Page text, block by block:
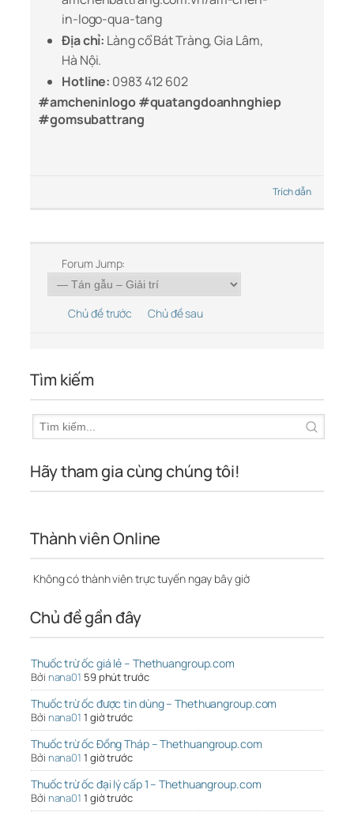
in-logo-qua-tang
Địa chỉ: Làng cổ Bát Tràng, Gia Lâm,
Hà Nội.
Hotline: 0983 412 602
#amcheninlogo #quatangdoanhnghiep
#gomsubattrang
Trích dẫn
Forum Jump:
Chủ đề trước Chủ đề sau
Tìm kiếm
Hãy tham gia cùng chúng tôi!
Thành viên Online
Không có thành viên trực tuyến ngay bây giờ
Chủ đề gần đây
Thuốc trừ ốc giá lẻ – Thethuangroup.com
Bởi nana01 59 phút trước
Thuốc trừ ốc được tin dùng – Thethuangroup.com
Bởi nana01 1 giờ trước
Thuốc trừ ốc Đồng Tháp – Thethuangroup.com
Bởi nana01 1 giờ trước
Thuốc trừ ốc đại lý cấp 1 – Thethuangroup.com
Bởi nana01 1 giờ trước